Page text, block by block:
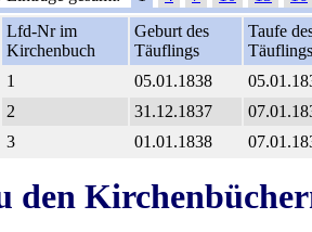
Lfd-Nr im
Kirchenbuch
Geburt des
Täuflings
Taufe
Täuflings
1 05.01.1838
2 31.12.1837
3 01.01.1838
den